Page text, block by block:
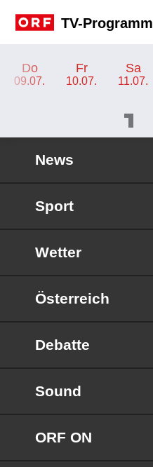
TV-Programm
Do
09.07.
Fr
10.07.
Sa
11.07.
News
Sport
Wetter
Österreich
Debatte
Sound
ORF ON